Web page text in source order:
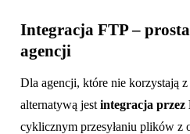
Integracja FTP –
agencji
Dla agencji, które nie korzystają
alternatywą jest integracja przez
cyklicznym przesyłaniu plików z